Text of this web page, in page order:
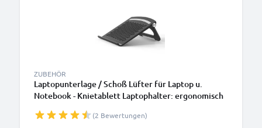
ZUBEHÖR
Laptopunterlage / Schoß Lüfter für Laptop u.
Notebook - Knietablett Laptophalter: ergonomisch
Lapstand: Erhöhung, Kühler, Bettauflage
(2 Bewertungen)